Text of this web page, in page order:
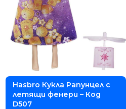
Hasbro Кукла Рапунцел с
летящи фенери – Код
D507